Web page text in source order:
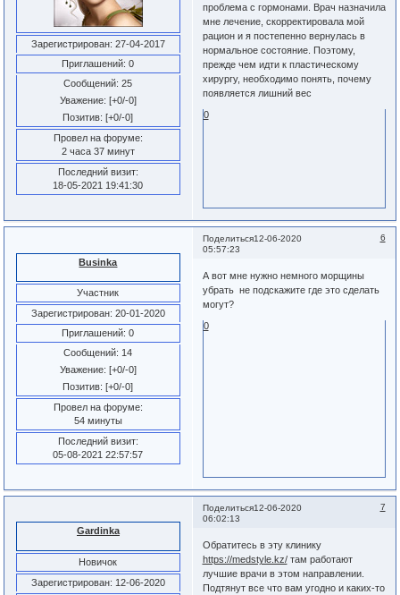
Зарегистрирован: 27-04-2017
Приглашений: 0
Сообщений: 25
Уважение: [+0/-0]
Позитив: [+0/-0]
Провел на форуме:
2 часа 37 минут
Последний визит:
18-05-2021 19:41:30
проблема с гормонами. Врач назначила
мне лечение, скорректировала мой
рацион и я постепенно вернулась в
нормальное состояние. Поэтому,
прежде чем идти к пластическому
хирургу, необходимо понять, почему
появляется лишний вес
0
Поделиться 6
12-06-2020
05:57:23
Businka
Участник
Зарегистрирован: 20-01-2020
Приглашений: 0
Сообщений: 14
Уважение: [+0/-0]
Позитив: [+0/-0]
Провел на форуме:
54 минуты
Последний визит:
05-08-2021 22:57:57
А вот мне нужно немного морщины
убрать не подскажите где это сделать
могут?
0
Поделиться 7
12-06-2020
06:02:13
Gardinka
Новичок
Зарегистрирован: 12-06-2020
Обратитесь в эту клинику
https://medstyle.kz/там работают
лучшие врачи в этом направлении.
Подтянут все что вам угодно и каких-то